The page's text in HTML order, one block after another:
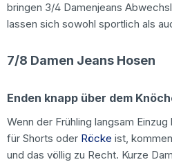
bringen 3/4 Damenjeans
lassen sich sowohl sportlich als
7/8 Damen Jeans Hosen
Enden knapp über dem
Wenn der Frühling langsam Einzug
für Shorts oder Röcke ist,
und das völlig zu Recht. Kurze